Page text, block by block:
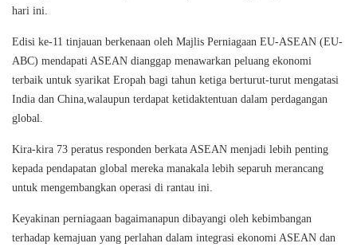
hari ini.
Edisi ke-11 tinjauan berkenaan oleh Majlis Perniagaan EU-ASEAN (EU-
ABC) mendapati ASEAN dianggap menawarkan peluang ekonomi
terbaik untuk syarikat Eropah bagi tahun ketiga berturut-turut mengatasi
India dan China,walaupun terdapat ketidaktentuan dalam perdagangan
global.
Kira-kira 73 peratus responden berkata ASEAN menjadi lebih penting
kepada pendapatan global mereka manakala lebih separuh merancang
untuk mengembangkan operasi di rantau ini.
Keyakinan perniagaan bagaimanapun dibayangi oleh kebimbangan
terhadap kemajuan yang perlahan dalam integrasi ekonomi ASEAN dan